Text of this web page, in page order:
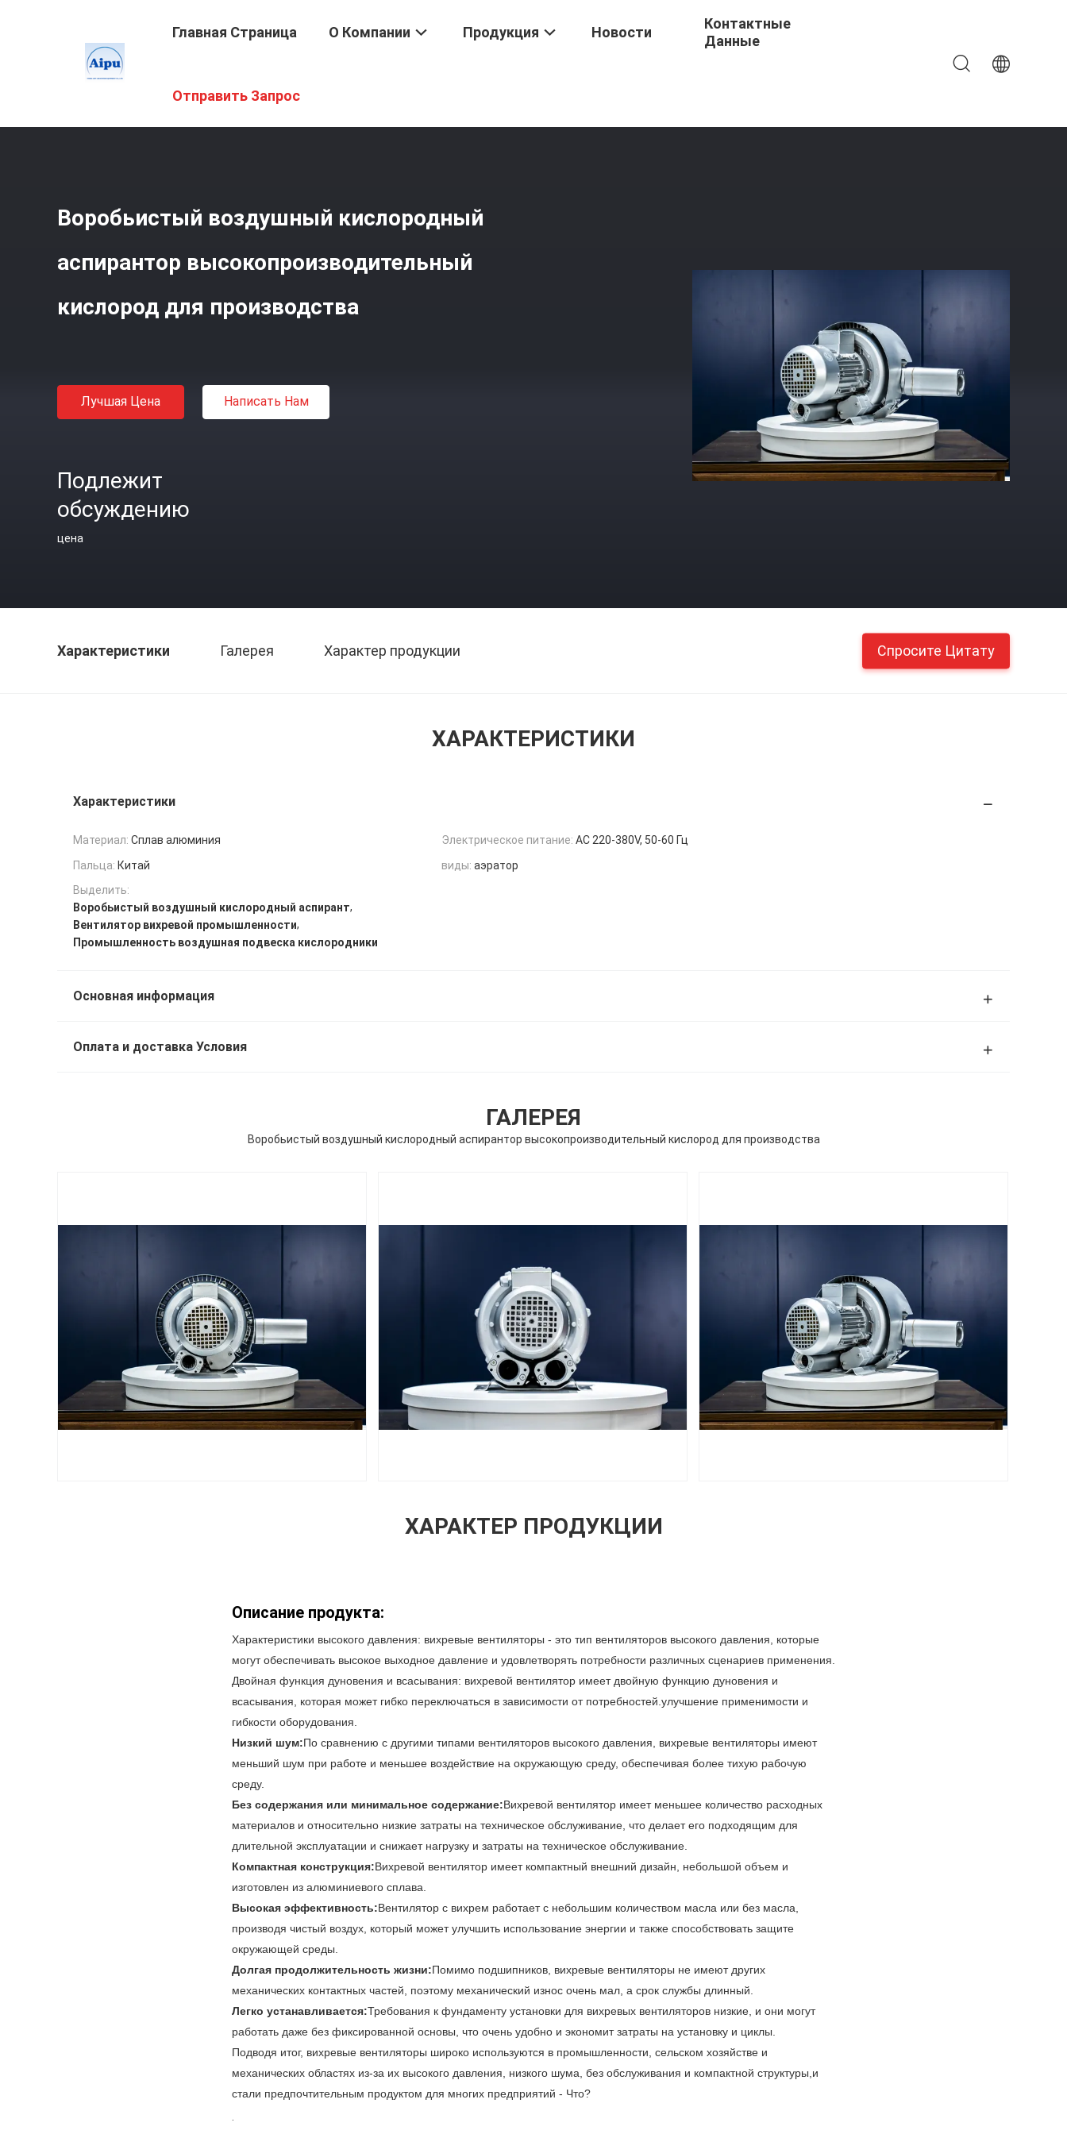
Главная Страница О Компании Продукция Новости
Контактные
Данные
Отправить Запрос
Воробьистый воздушный кислородный
аспирантор высокопроизводительный
кислород для производства
Лучшая Цена Написать Нам
Подлежит
обсуждению
цена
Характеристики Галерея Характер продукции Спросите Цитату
ХАРАКТЕРИСТИКИ
Характеристики
Материал: Сплав алюминия Электрическое питание: AC 220-380V, 50-60 Гц
Пальца: Китай виды: аэратор
Выделить:
Воробьистый воздушный кислородный аспирант,
Вентилятор вихревой промышленности,
Промышленность воздушная подвеска кислородники
Основная информация
Оплата и доставка Условия
ГАЛЕРЕЯ
Воробьистый воздушный кислородный аспирантор высокопроизводительный кислород для производства
ХАРАКТЕР ПРОДУКЦИИ
Описание продукта:
Характеристики высокого давления: вихревые вентиляторы - это тип вентиляторов высокого давления, которые
могут обеспечивать высокое выходное давление и удовлетворять потребности различных сценариев применения.
Двойная функция дуновения и всасывания: вихревой вентилятор имеет двойную функцию дуновения и
всасывания, которая может гибко переключаться в зависимости от потребностей.улучшение применимости и
гибкости оборудования.
Низкий шум:По сравнению с другими типами вентиляторов высокого давления, вихревые вентиляторы имеют
меньший шум при работе и меньшее воздействие на окружающую среду, обеспечивая более тихую рабочую
среду.
Без содержания или минимальное содержание:Вихревой вентилятор имеет меньшее количество расходных
материалов и относительно низкие затраты на техническое обслуживание, что делает его подходящим для
длительной эксплуатации и снижает нагрузку и затраты на техническое обслуживание.
Компактная конструкция:Вихревой вентилятор имеет компактный внешний дизайн, небольшой объем и
изготовлен из алюминиевого сплава.
Высокая эффективность:Вентилятор с вихрем работает с небольшим количеством масла или без масла,
производя чистый воздух, который может улучшить использование энергии и также способствовать защите
окружающей среды.
Долгая продолжительность жизни:Помимо подшипников, вихревые вентиляторы не имеют других
механических контактных частей, поэтому механический износ очень мал, а срок службы длинный.
Легко устанавливается:Требования к фундаменту установки для вихревых вентиляторов низкие, и они могут
работать даже без фиксированной основы, что очень удобно и экономит затраты на установку и циклы.
Подводя итог, вихревые вентиляторы широко используются в промышленности, сельском хозяйстве и
механических областях из-за их высокого давления, низкого шума, без обслуживания и компактной структуры,и
стали предпочтительным продуктом для многих предприятий - Что?